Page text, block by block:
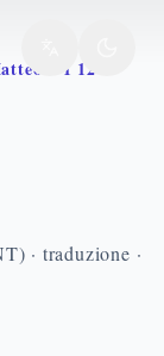
7 1 12
· traduzione ·